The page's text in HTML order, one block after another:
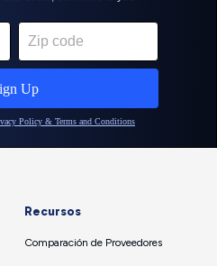
Recursos
Comparación de Proveedores